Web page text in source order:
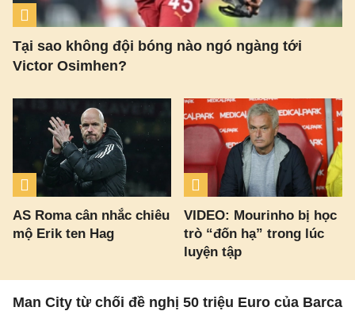
Tại sao không đội bóng nào ngó ngàng tới
Victor Osimhen?
AS Roma cân nhắc chiêu
mộ Erik ten Hag
VIDEO: Mourinho bị học
trò “đốn hạ” trong lúc
luyện tập
Man City từ chối đề nghị 50 triệu Euro của Barca